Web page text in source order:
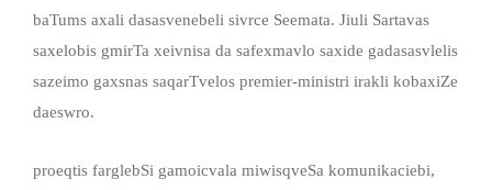
baTums axali dasasvenebeli sivrce Seemata. Jiuli Sartavas
saxelobis gmirTa xeivnisa da safexmavlo saxide gadasasvlelis
sazeimo gaxsnas saqarTvelos premier-ministri irakli kobaxiZe
daeswro.
proeqtis farglebSi gamoicvala miwisqveSa komunikaciebi,